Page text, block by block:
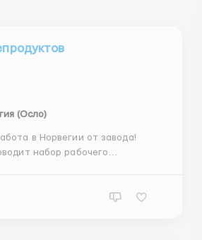
(Осло)
в Норвегии от завода!
набор рабочего